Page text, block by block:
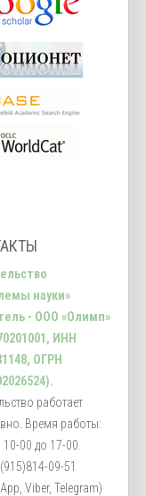
науки»
- ООО «Олимп»
ИНН
ОГРН
работает
Время работы:
10-00 до 17-00.
09-51
Viber, Telegram)